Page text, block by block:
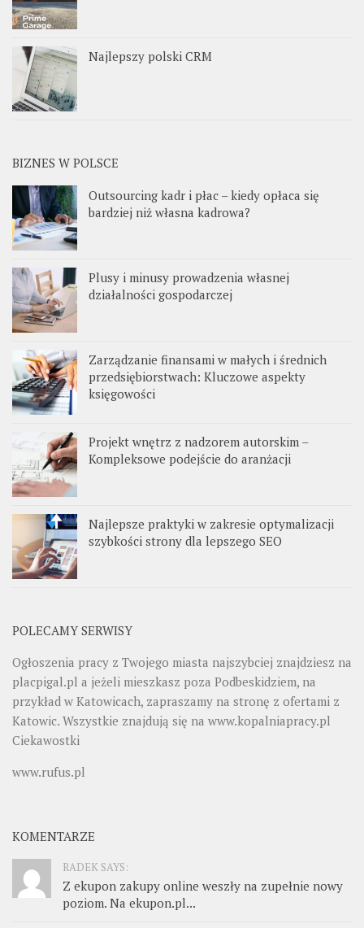
Najlepszy polski CRM
BIZNES W POLSCE
Outsourcing kadr i płac – kiedy opłaca się
bardziej niż własna kadrowa?
Plusy i minusy prowadzenia własnej
działalności gospodarczej
Zarządzanie finansami w małych i średnich
przedsiębiorstwach: Kluczowe aspekty
księgowości
Projekt wnętrz z nadzorem autorskim –
Kompleksowe podejście do aranżacji
Najlepsze praktyki w zakresie optymalizacji
szybkości strony dla lepszego SEO
POLECAMY SERWISY
Ogłoszenia pracy z Twojego miasta najszybciej znajdziesz na
placpigal.pl a jeżeli mieszkasz poza Podbeskidziem, na
przykład w Katowicach, zapraszamy na stronę z ofertami z
Katowic. Wszystkie znajdują się na www.kopalniapracy.pl
Ciekawostki
www.rufus.pl
KOMENTARZE
RADEK SAYS:
Z ekupon zakupy online weszły na zupełnie nowy
poziom. Na ekupon.pl...